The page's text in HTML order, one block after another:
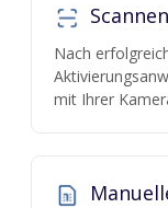
Nach
mit Ihrer